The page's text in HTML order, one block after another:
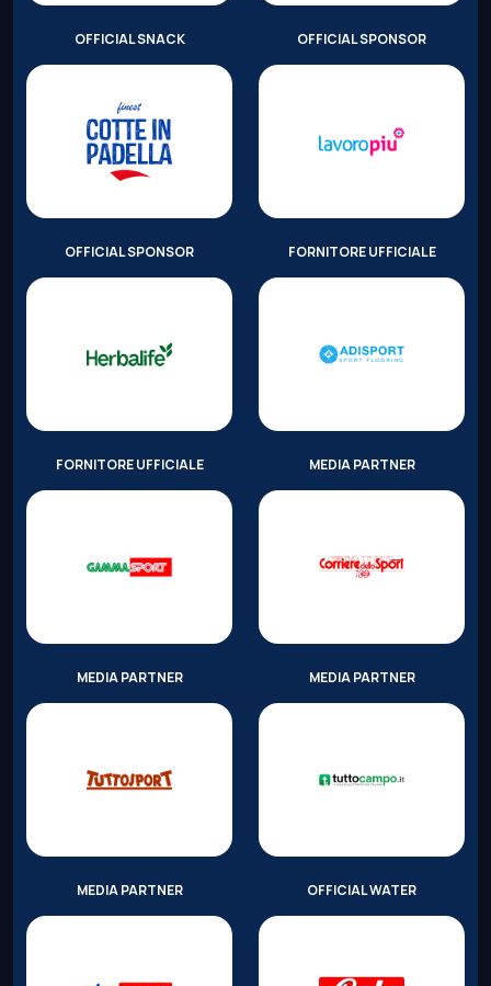
OFFICIAL SNACK OFFICIAL SPONSOR
OFFICIAL SPONSOR FORNITORE UFFICIALE
FORNITORE UFFICIALE MEDIA PARTNER
MEDIA PARTNER MEDIA PARTNER
MEDIA PARTNER OFFICIAL WATER